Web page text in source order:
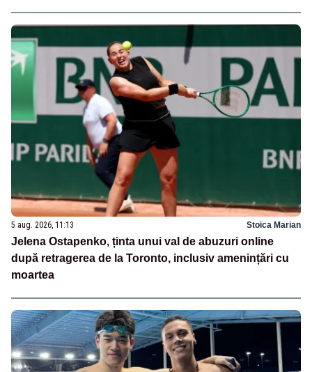
5 aug. 2026, 11:13 Stoica Marian
Jelena Ostapenko, ținta unui val de abuzuri online
după retragerea de la Toronto, inclusiv amenințări cu
moartea